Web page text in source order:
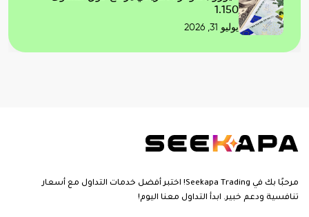
1.150
يوليو 31, 2026
مرحبًا بك في Seekapa Trading! اختبر أفضل خدمات التداول مع أسعار
تنافسية ودعم خبير. ابدأ التداول معنا اليوم!